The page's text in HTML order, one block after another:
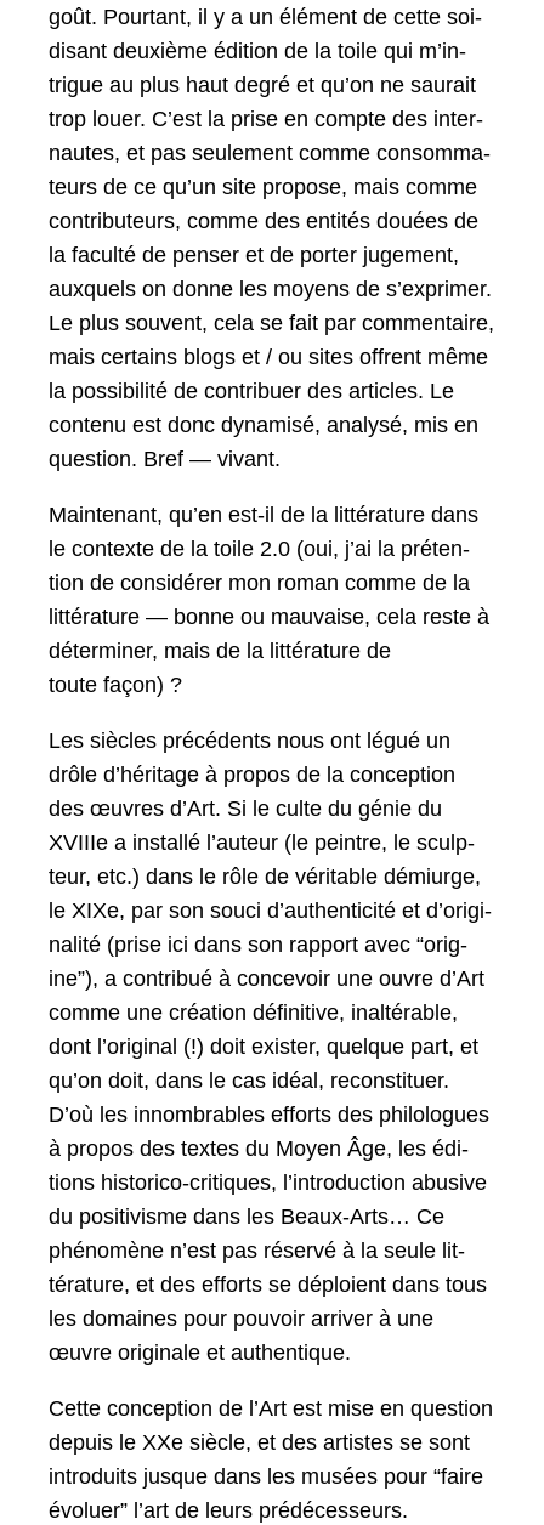
goût. Pour­tant, il y a un élé­ment de cette soi-
dis­ant deux­ième édi­tion de la toile qui m’in­
trigue au plus haut degré et qu’on ne saurait
trop louer. C’est la prise en compte des inter­
nautes, et pas seule­ment comme con­som­ma­
teurs de ce qu’un site pro­pose, mais comme
con­tribu­teurs, comme des entités douées de
la fac­ulté de penser et de porter juge­ment,
aux­quels on donne les moyens de s’ex­primer.
Le plus sou­vent, cela se fait par com­men­taire,
mais cer­tains blogs et / ou sites offrent même
la pos­si­bil­ité de con­tribuer des arti­cles. Le
con­tenu est donc dynamisé, analysé, mis en
ques­tion. Bref — vivant.
Main­tenant, qu’en est-il de la lit­téra­ture dans
le con­texte de la toile 2.0 (oui, j’ai la pré­ten­
tion de con­sid­ér­er mon roman comme de la
lit­téra­ture — bonne ou mau­vaise, cela reste à
déter­min­er, mais de la lit­téra­ture de
toute façon) ?
Les siè­cles précé­dents nous ont légué un
drôle d’héritage à pro­pos de la con­cep­tion
des œuvres d’Art. Si le culte du génie du
XVI­I­Ie a instal­lé l’au­teur (le pein­tre, le sculp­
teur, etc.) dans le rôle de véri­ta­ble démi­urge,
le XIXe, par son souci d’au­then­tic­ité et d’o­rig­i­
nal­ité (prise ici dans son rap­port avec “orig­
ine”), a con­tribué à con­cevoir une ouvre d’Art
comme une créa­tion défini­tive, inaltérable,
dont l’o­rig­i­nal (!) doit exis­ter, quelque part, et
qu’on doit, dans le cas idéal, recon­stituer.
D’où les innom­brables efforts des philo­logues
à pro­pos des textes du Moyen Âge, les édi­
tions his­tori­co-cri­tiques, l’in­tro­duc­tion abu­sive
du pos­i­tivisme dans les Beaux-Arts… Ce
phénomène n’est pas réservé à la seule lit­
téra­ture, et des efforts se déploient dans tous
les domaines pour pou­voir arriv­er à une
œuvre orig­i­nale et authentique.
Cette con­cep­tion de l’Art est mise en ques­tion
depuis le XXe siè­cle, et des artistes se sont
intro­duits jusque dans les musées pour “faire
évoluer” l’art de leurs prédécesseurs.